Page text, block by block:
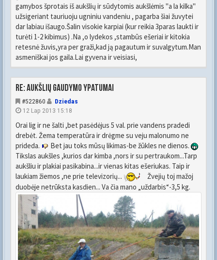
gamybos šprotais iš aukšlių ir sūdytomis aukšlėmis "a la kilka"
užsigeriant tauriuoju ugniniu vandeniu , pagarba šiai žuvytei
dar labiau išaugo.Šalin visokie karpiai (kur reikia 3paras laukti ir
turėti 1-2 kibimus) .Na ,o lydekos ,stambūs ešeriai ir kitokia
retesnė žuvis,yra per graži,kad ją pagautum ir suvalgytum.Man
asmeniškai jos gaila.Lai gyvena ir veisiasi,
Re: Aukšlių gaudymo ypatumai
#522860
Dziedas
12 Lap 2013 15:18
Orai lig ir ne šalti ,bet pasėdėjus 5 val. prie vandens pradedi
drebėt. Žema temperatūra ir drėgme su veju malonumo ne
prideda.
Bet jau toks mūsų likimas-be žūkles ne dienos.
Tikslas aukšles ,kurios dar kimba ,nors ir su pertraukom...Tarp
aukšliu ir plakiai pasikabina...ir vienas kitas ešeriukas. Taip ir
laukiam žiemos ,ne prie televizorių...
Žvejių toj mažoj
duobėje netrūksta kasdien... Va čia mano „uždarbis“-3,5 kg.